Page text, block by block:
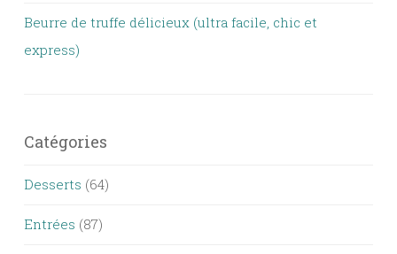
Beurre de truffe délicieux (ultra facile, chic et
express)
Catégories
Desserts (64)
Entrées (87)